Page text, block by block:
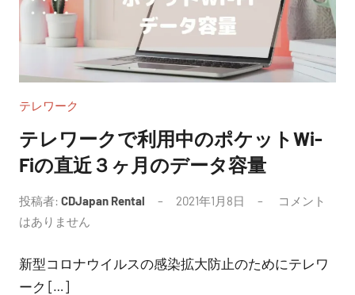
テレワーク
テレワークで利用中のポケットWi-
Fiの直近３ヶ月のデータ容量
投稿者: CDJapan Rental 2021年1月8日
コメント
はありません
新型コロナウイルスの感染拡大防止のためにテレワ
ーク […]